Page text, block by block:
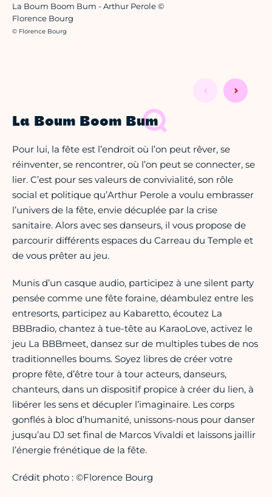
La Boum Boom Bum - Arthur Perole ©
Florence Bourg
Crédit photo :
© Florence Bourg
La Boum Boom Bum
Pour lui, la fête est l’endroit où l’on peut rêver, se
réinventer, se rencontrer, où l’on peut se connecter, se
lier. C’est pour ses valeurs de convivialité, son rôle
social et politique qu’Arthur Perole a voulu embrasser
l’univers de la fête, envie décuplée par la crise
sanitaire. Alors avec ses danseurs, il vous propose de
parcourir différents espaces du Carreau du Temple et
de vous prêter au jeu.
Munis d’un casque audio, participez à une silent party
pensée comme une fête foraine, déambulez entre les
entresorts, participez au Kabaretto, écoutez La
BBBradio, chantez à tue-tête au KaraoLove, activez le
jeu La BBBmeet, dansez sur de multiples tubes de nos
traditionnelles boums. Soyez libres de créer votre
propre fête, d’être tour à tour acteurs, danseurs,
chanteurs, dans un dispositif propice à créer du lien, à
libérer les sens et décupler l’imaginaire. Les corps
gonflés à bloc d’humanité, unissons-nous pour danser
jusqu’au DJ set final de Marcos Vivaldi et laissons jaillir
l’énergie frénétique de la fête.
Crédit photo : ©Florence Bourg